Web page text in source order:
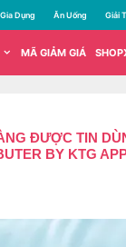
Gia Dụng Ăn Uống Giải
MÃ GIẢM GIÁ
ĐƯỢC TIN
BY KTG